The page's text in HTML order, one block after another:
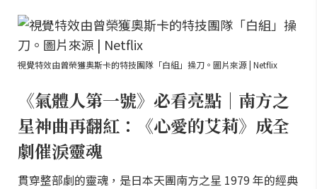
視覺特效由曾榮獲奧斯卡的特技團隊「白組」操刀。圖片來源 | Netflix
《氣體人第一號》必看亮點｜南方之
星神曲再翻紅：《心愛的艾莉》成全
劇催淚靈魂
貫穿整部劇的靈魂，是日本天團南方之星 1979 年的經典